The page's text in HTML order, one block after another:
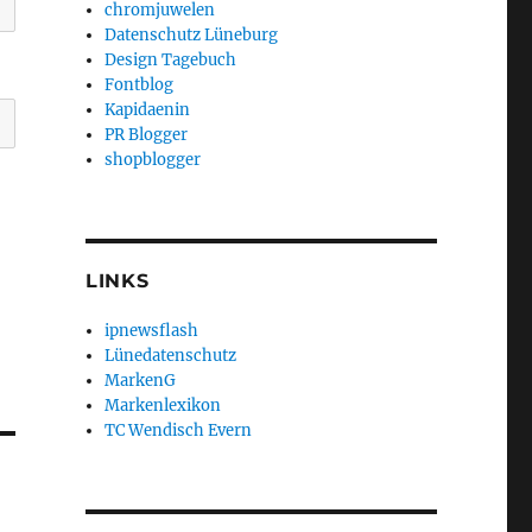
chromjuwelen
Datenschutz Lüneburg
Design Tagebuch
Fontblog
Kapidaenin
PR Blogger
shopblogger
LINKS
ipnewsflash
Lünedatenschutz
MarkenG
Markenlexikon
TC Wendisch Evern